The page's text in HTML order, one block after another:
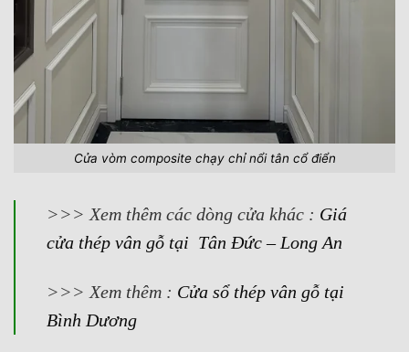
Cửa vòm composite chạy chỉ nổi tân cổ điển
>>> Xem thêm các dòng cửa khác : Giá
cửa thép vân gỗ tại Tân Đức – Long An
>>> Xem thêm : Cửa sổ thép vân gỗ tại
Bình Dương